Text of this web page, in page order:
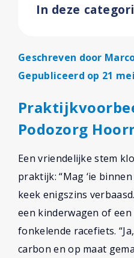
In deze
Geschreven door
Gepubliceerd op 21
Podozorg
Een vriendelijke stem
praktijk: “Mag ‘ie
keek enigszins
een kinderwagen of
fonkelende racefiets.
carbon en op maat